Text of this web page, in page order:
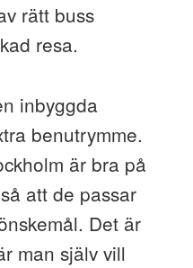
rätt buss
resa.
inbyggda
benutrymme.
är bra på
att de passar
Det är
man själv vill